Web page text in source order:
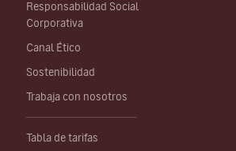
Responsabilidad Social
Corporativa
Canal Ético
Sostenibilidad
Trabaja con nosotros
Tabla de tarifas